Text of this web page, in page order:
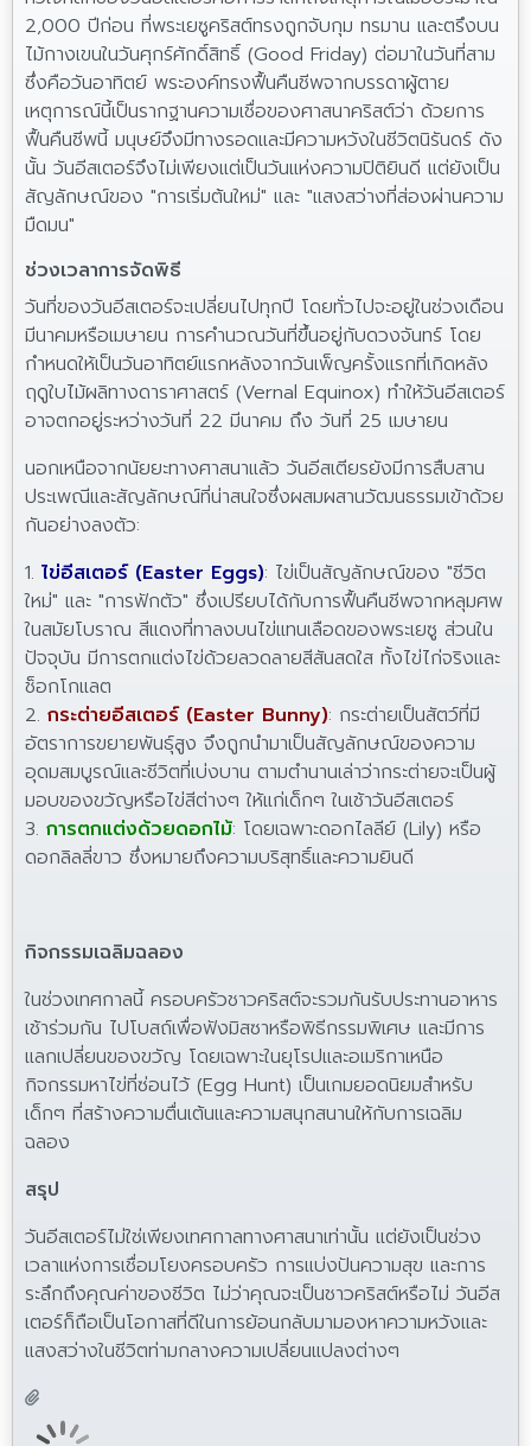
2,000 ปีก่อน ที่พระเยซูคริสต์ทรงถูกจับกุม ทรมาน และตรึงบน
ไม้กางเขนในวันศุกร์ศักดิ์สิทธิ์ (Good Friday) ต่อมาในวันที่สาม
ซึ่งคือวันอาทิตย์ พระองค์ทรงฟื้นคืนชีพจากบรรดาผู้ตาย
เหตุการณ์นี้เป็นรากฐานความเชื่อของศาสนาคริสต์ว่า ด้วยการ
ฟื้นคืนชีพนี้ มนุษย์จึงมีทางรอดและมีความหวังในชีวิตนิรันดร์ ดัง
นั้น วันอีสเตอร์จึงไม่เพียงแต่เป็นวันแห่งความปิติยินดี แต่ยังเป็น
สัญลักษณ์ของ "การเริ่มต้นใหม่" และ "แสงสว่างที่ส่องผ่านความ
มืดมน"
ช่วงเวลาการจัดพิธี
วันที่ของวันอีสเตอร์จะเปลี่ยนไปทุกปี โดยทั่วไปจะอยู่ในช่วงเดือน
มีนาคมหรือเมษายน การคำนวณวันที่ขึ้นอยู่กับดวงจันทร์ โดย
กำหนดให้เป็นวันอาทิตย์แรกหลังจากวันเพ็ญครั้งแรกที่เกิดหลัง
ฤดูใบไม้ผลิทางดาราศาสตร์ (Vernal Equinox) ทำให้วันอีสเตอร์
อาจตกอยู่ระหว่างวันที่ 22 มีนาคม ถึง วันที่ 25 เมษายน
นอกเหนือจากนัยยะทางศาสนาแล้ว วันอีสเตียรยังมีการสืบสาน
ประเพณีและสัญลักษณ์ที่น่าสนใจซึ่งผสมผสานวัฒนธรรมเข้าด้วย
กันอย่างลงตัว:
1. ไข่อีสเตอร์ (Easter Eggs): ไข่เป็นสัญลักษณ์ของ "ชีวิต
ใหม่" และ "การฟักตัว" ซึ่งเปรียบได้กับการฟื้นคืนชีพจากหลุมศพ
ในสมัยโบราณ สีแดงที่ทาลงบนไข่แทนเลือดของพระเยซู ส่วนใน
ปัจจุบัน มีการตกแต่งไข่ด้วยลวดลายสีสันสดใส ทั้งไข่ไก่จริงและ
ช็อกโกแลต
2. กระต่ายอีสเตอร์ (Easter Bunny): กระต่ายเป็นสัตว์ที่มี
อัตราการขยายพันธุ์สูง จึงถูกนำมาเป็นสัญลักษณ์ของความ
อุดมสมบูรณ์และชีวิตที่เบ่งบาน ตามตำนานเล่าว่ากระต่ายจะเป็นผู้
มอบของขวัญหรือไข่สีต่างๆ ให้แก่เด็กๆ ในเช้าวันอีสเตอร์
3. การตกแต่งด้วยดอกไม้: โดยเฉพาะดอกไลลีย์ (Lily) หรือ
ดอกลิลลี่ขาว ซึ่งหมายถึงความบริสุทธิ์และความยินดี
กิจกรรมเฉลิมฉลอง
ในช่วงเทศกาลนี้ ครอบครัวชาวคริสต์จะรวมกันรับประทานอาหาร
เช้าร่วมกัน ไปโบสถ์เพื่อฟังมิสซาหรือพิธีกรรมพิเศษ และมีการ
แลกเปลี่ยนของขวัญ โดยเฉพาะในยุโรปและอเมริกาเหนือ
กิจกรรมหาไข่ที่ซ่อนไว้ (Egg Hunt) เป็นเกมยอดนิยมสำหรับ
เด็กๆ ที่สร้างความตื่นเต้นและความสนุกสนานให้กับการเฉลิม
ฉลอง
สรุป
วันอีสเตอร์ไม่ใช่เพียงเทศกาลทางศาสนาเท่านั้น แต่ยังเป็นช่วง
เวลาแห่งการเชื่อมโยงครอบครัว การแบ่งปันความสุข และการ
ระลึกถึงคุณค่าของชีวิต ไม่ว่าคุณจะเป็นชาวคริสต์หรือไม่ วันอีส
เตอร์ก็ถือเป็นโอกาสที่ดีในการย้อนกลับมามองหาความหวังและ
แสงสว่างในชีวิตท่ามกลางความเปลี่ยนแปลงต่างๆ